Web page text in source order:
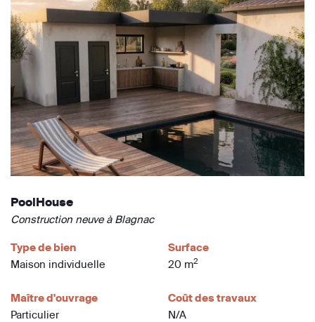
PoolHouse
Construction neuve à Blagnac
Type de bien
Maison individuelle
Surface
20 m2
Maître d'ouvrage
Particulier
Coût des travaux
N/A